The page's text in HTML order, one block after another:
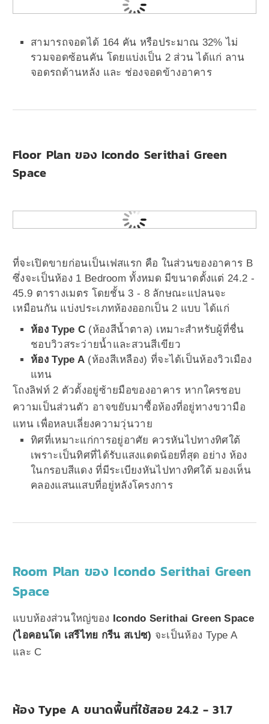
สามารถจอดได้ 164 คัน หรือประมาณ 32% ไม่
รวมจอดซ้อนคัน โดยแบ่งเป็น 2 ส่วน ได้แก่ ลาน
จอดรถด้านหลัง และ ช่องจอดข้างอาคาร
Floor Plan ของ Icondo Serithai Green
Space
ที่จะเปิดขายก่อนเป็นเฟสแรก คือ ในส่วนของอาคาร B
ซึ่งจะเป็นห้อง 1 Bedroom ทั้งหมด มีขนาดตั้งแต่ 24.2 -
45.9 ตารางเมตร โดยชั้น 3 - 8 ลักษณะแปลนจะ
เหมือนกัน แบ่งประเภทห้องออกเป็น 2 แบบ ได้แก่
ห้อง Type C (ห้องสีน้ำตาล) เหมาะสำหรับผู้ที่ชื่น
ชอบวิวสระว่ายน้ำและสวนสีเขียว
ห้อง Type A (ห้องสีเหลือง) ที่จะได้เป็นห้องวิวเมือง
แทน
โถงลิฟท์ 2 ตัวตั้งอยู่ซ้ายมือของอาคาร หากใครชอบ
ความเป็นส่วนตัว อาจขยับมาซื้อห้องที่อยู่ทางขวามือ
แทน เพื่อหลบเลี่ยงความวุ่นวาย
ทิศที่เหมาะแก่การอยู่อาศัย ควรหันไปทางทิศใต้
เพราะเป็นทิศที่ได้รับแสงแดดน้อยที่สุด อย่าง ห้อง
ในกรอบสีแดง ที่มีระเบียงหันไปทางทิศใต้ มองเห็น
คลองแสนแสบที่อยู่หลังโครงการ
Room Plan ของ Icondo Serithai Green
Space
แบบห้องส่วนใหญ่ของ Icondo Serithai Green Space
(ไอคอนโด เสรีไทย กรีน สเปซ) จะเป็นห้อง Type A
และ C
ห้อง Type A ขนาดพื้นที่ใช้สอย 24.2 - 31.7